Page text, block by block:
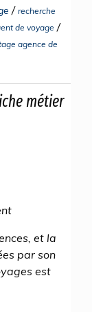
/ recherche
de voyage /
agence de
métier
et la
par son
est